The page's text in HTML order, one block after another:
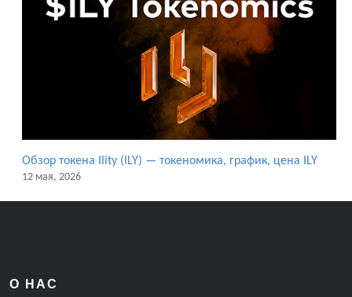
Обзор токена Ility (ILY) — токеномика, график, цена ILY
12 мая, 2026
О НАС